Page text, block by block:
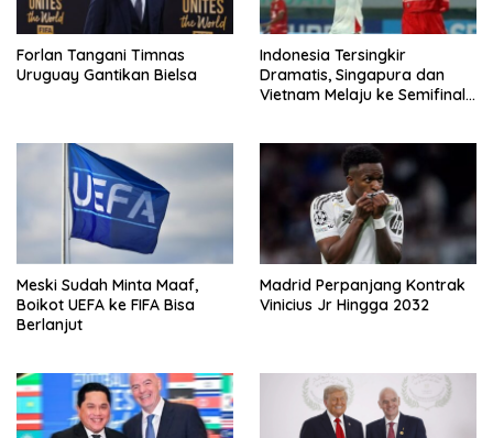
Forlan Tangani Timnas
Uruguay Gantikan Bielsa
Indonesia Tersingkir
Dramatis, Singapura dan
Vietnam Melaju ke Semifinal
Meski Sudah Minta Maaf,
Boikot UEFA ke FIFA Bisa
Berlanjut
Madrid Perpanjang Kontrak
Vinicius Jr Hingga 2032